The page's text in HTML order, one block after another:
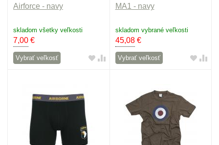
Airforce - navy
skladom všetky veľkosti
7,00 €
Vybrať veľkosť
MA1 - navy
skladom vybrané veľkosti
45,08€
Vybrať veľkosť